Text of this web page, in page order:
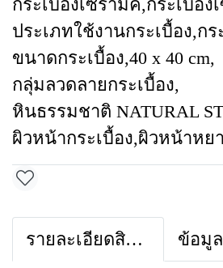
กระเบื้องเซรามิค,กระเบื้อ
ประเภทใช้งานกระเบื้อง,กร
ขนาดกระเบื้อง,40 x 40 cm,
กลุ่มลวดลายกระเบื้อง,
หินธรรมชาติ NATURAL
ผิวหน้ากระเบื้อง,ผิวหน้าหย
รายละเอียดสินค้า ข้อมู